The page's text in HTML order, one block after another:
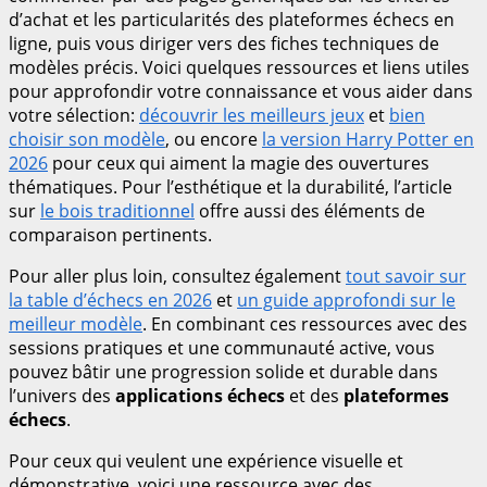
d’achat et les particularités des plateformes échecs en
ligne, puis vous diriger vers des fiches techniques de
modèles précis. Voici quelques ressources et liens utiles
pour approfondir votre connaissance et vous aider dans
votre sélection: découvrir les meilleurs jeux et bien
choisir son modèle, ou encore la version Harry Potter en
2026 pour ceux qui aiment la magie des ouvertures
thématiques. Pour l’esthétique et la durabilité, l’article
sur le bois traditionnel offre aussi des éléments de
comparaison pertinents.
Pour aller plus loin, consultez égalementtout savoir sur
la table d’échecs en 2026 et un guide approfondi sur le
meilleur modèle. En combinant ces ressources avec des
sessions pratiques et une communauté active, vous
pouvez bâtir une progression solide et durable dans
l’univers des applications échecs et des plateformes
échecs.
Pour ceux qui veulent une expérience visuelle et